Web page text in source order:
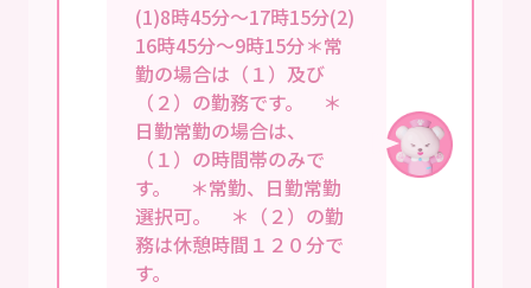
(1)8時45分～17時15分(2)
16時45分～9時15分＊常
勤の場合は（１）及び
（２）の勤務です。 ＊
日勤常勤の場合は、
（１）の時間帯のみで
す。 ＊常勤、日勤常勤
選択可。 ＊（２）の勤
務は休憩時間１２０分で
す。